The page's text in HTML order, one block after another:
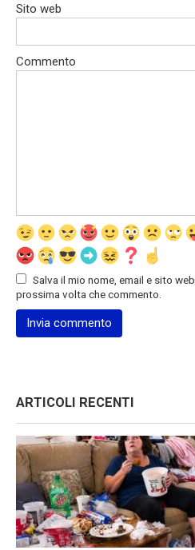
Sito web
Commento
Salva il mio nome, email e sito
prossima volta che commento.
ARTICOLI RECENTI